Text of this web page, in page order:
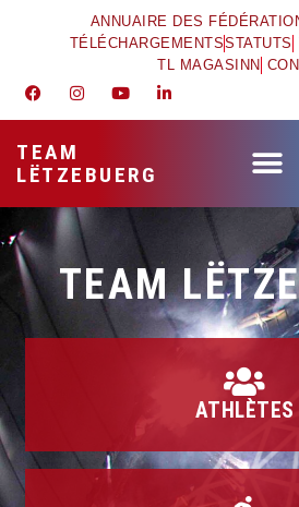
ANNUAIRE DES
TÉLÉCHARGEMENTSSTATUTS
TL MAGASINN
TEAM
LËTZEBUERG
TEAM
ATHLÈTES